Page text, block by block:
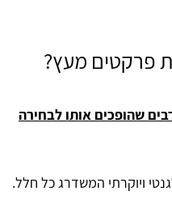
פרקטים מעץ?
שהופכים אותו לבחירה
ויוקרתי המשדרג כל חלל.